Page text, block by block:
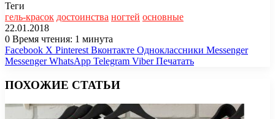
Теги
гель-красок достоинства ногтей основные
22.01.2018
0 Время чтения: 1 минута
Facebook X Pinterest Вконтакте Одноклассники Messenger
Messenger WhatsApp Telegram Viber Печатать
ПОХОЖИЕ СТАТЬИ